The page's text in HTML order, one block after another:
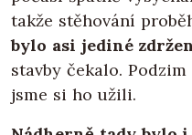
takže stěhování
bylo asi jediné
stavby čekalo.
jsme si ho užili.